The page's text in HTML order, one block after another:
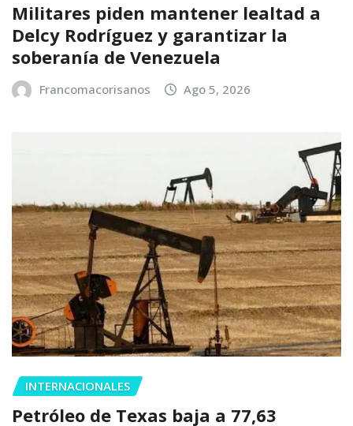
Militares piden mantener lealtad a
Delcy Rodríguez y garantizar la
soberanía de Venezuela
Francomacorisanos Ago 5, 2026
INTERNACIONALES
Petróleo de Texas baja a 77,63